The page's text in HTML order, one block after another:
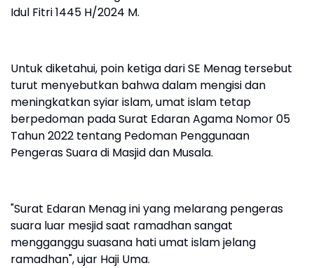
Idul Fitri 1445 H/2024 M.
Untuk diketahui, poin ketiga dari SE Menag tersebut
turut menyebutkan bahwa dalam mengisi dan
meningkatkan syiar islam, umat islam tetap
berpedoman pada Surat Edaran Agama Nomor 05
Tahun 2022 tentang Pedoman Penggunaan
Pengeras Suara di Masjid dan Musala.
"Surat Edaran Menag ini yang melarang pengeras
suara luar mesjid saat ramadhan sangat
mengganggu suasana hati umat islam jelang
ramadhan", ujar Haji Uma.